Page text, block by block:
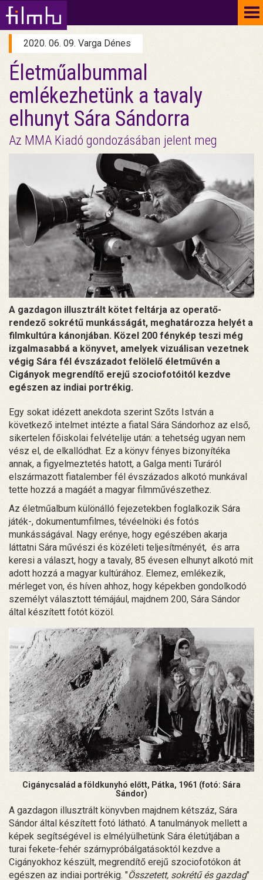
2020. 06. 09. Varga Dénes
Életműalbummal
emlékezhetünk a tavaly
elhunyt Sára Sándorra
Az MMA Kiadó gondozásában jelent meg
A gazdagon illusztrált kötet feltárja az operatő-
rendező sokrétű munkásságát, meghatározza helyét a
filmkultúra kánonjában. Közel 200 fénykép teszi még
izgalmasabbá a könyvet, amelyek vizuálisan vezetnek
végig Sára fél évszázadot felölelő életművén a
Cigányok megrendítő erejű szociofotóitól kezdve
egészen az indiai portrékig.
Egy sokat idézett anekdota szerint Szőts István a
következő intelmet intézte a fiatal Sára Sándorhoz az első,
sikertelen főiskolai felvételije után: a tehetség ugyan nem
vész el, de elkallódhat. Ez a könyv fényes bizonyítéka
annak, a figyelmeztetés hatott, a Galga menti Turáról
elszármazott fiatalember fél évszázados alkotó munkával
tette hozzá a magáét a magyar filmművészethez.
Az életműalbum különálló fejezetekben foglalkozik Sára
játék-, dokumentumfilmes, tévéelnöki és fotós
munkásságával. Nagy erénye, hogy egészében akarja
láttatni Sára művészi és közéleti teljesítményét, és arra
keresi a választ, hogy a tavaly, 85 évesen elhunyt alkotó mit
adott hozzá a magyar kultúrához. Elemez, emlékezik,
mérleget von, és híven ahhoz, hogy képekben gondolkodó
személyt választott témájául, majdnem 200, Sára Sándor
által készített fotót közöl.
Cigánycsalád a földkunyhó előtt, Pátka, 1961 (fotó: Sára
Sándor)
A gazdagon illusztrált könyvben majdnem kétszáz, Sára
Sándor által készített fotó látható. A tanulmányok mellett a
képek segítségével is elmélyülhetünk Sára életútjában a
turai fekete-fehér szárnypróbálgatásoktól kezdve a
Cigányokhoz készült, megrendítő erejű szociofotókon át
egészen az indiai portrékig. "Összetett, sokrétű és gazdag"